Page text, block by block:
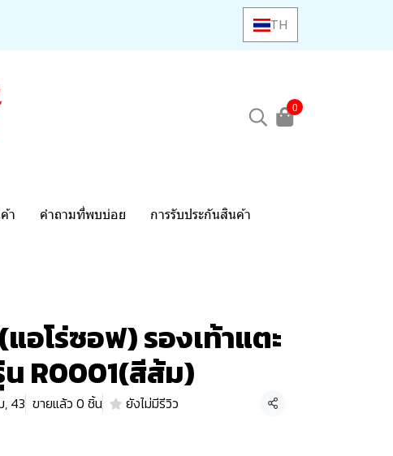
TH
0
า คำถามที่พบบ่อย การรับประกันสินค้า
อโร่ซอฟ) รองเท้าแตะ
R0001(สีส้ม)
43 ขายแล้ว 0 ชิ้น ยังไม่มีรีวิว แชร์